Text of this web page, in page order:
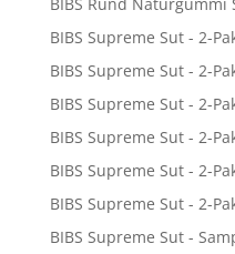
BIBS Supreme Sut - 2-
BIBS Supreme Sut - 2-
BIBS Supreme Sut - 2-
BIBS Supreme Sut - 2-
BIBS Supreme Sut - 2-
BIBS Supreme Sut - 2-
BIBS Supreme Sut -